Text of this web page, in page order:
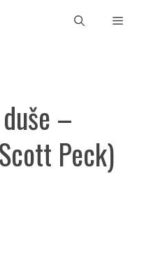
–
Peck)